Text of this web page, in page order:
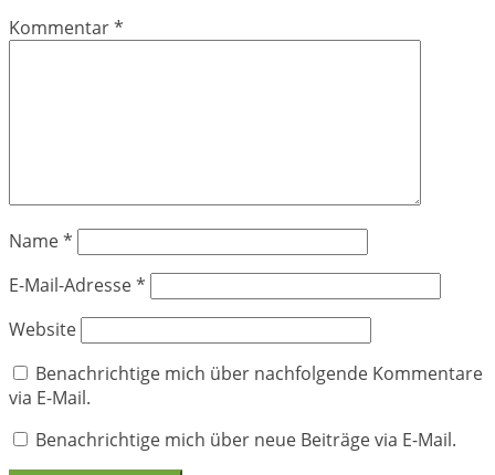
Kommentar*
Name*
E-Mail-Adresse*
Website
Benachrichtige mich über nachfolgende Kommentare
via E-Mail.
Benachrichtige mich über neue Beiträge via E-Mail.